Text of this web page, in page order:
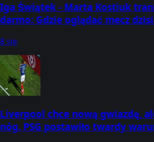
Iga Świątek - Marta Kostiuk
darmo: Gdzie oglądać mecz
8 sie
Liverpool chce nową gwiazdę,
nóg. PSG postawiło twardy